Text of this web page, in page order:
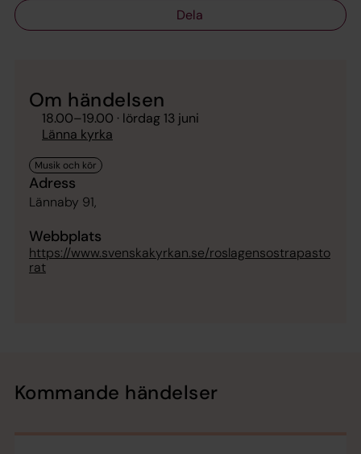
Dela
Om händelsen
18.00–19.00 · lördag 13 juni
Länna kyrka
Adress
Lännaby 91,
Webbplats
https://www.svenskakyrkan.se/roslagensostrapasto
rat
Kommande händelser